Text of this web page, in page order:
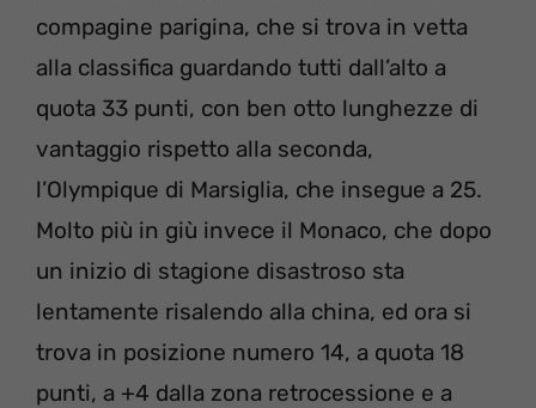
compagine parigina, che si trova in vetta
alla classifica guardando tutti dall’alto a
quota 33 punti, con ben otto lunghezze di
vantaggio rispetto alla seconda,
l’Olympique di Marsiglia, che insegue a 25.
Molto più in giù invece il Monaco, che dopo
un inizio di stagione disastroso sta
lentamente risalendo alla china, ed ora si
trova in posizione numero 14, a quota 18
punti, a +4 dalla zona retrocessione e a